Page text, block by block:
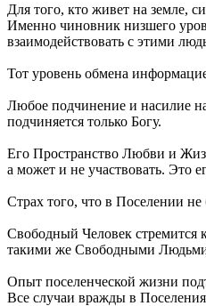
Для того, кто живет на земле,
Именно чиновник низшего
взаимодействовать с этими
Тот уровень обмена
Любое подчинение и насилие
подчиняется только Богу.
Его Пространство Любви и
а может и не участвовать. Это
Страх того, что в Поселении
Свободный Человек стремится
такими же Свободными
Опыт поселенческой жизни
Все случаи вражды в